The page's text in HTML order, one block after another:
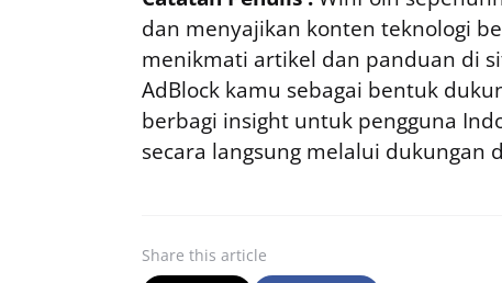
dan menyajikan konten teknologi
menikmati artikel dan panduan di
AdBlock kamu sebagai bentuk
berbagi insight untuk pengguna
secara langsung melalui dukungan
Share this article